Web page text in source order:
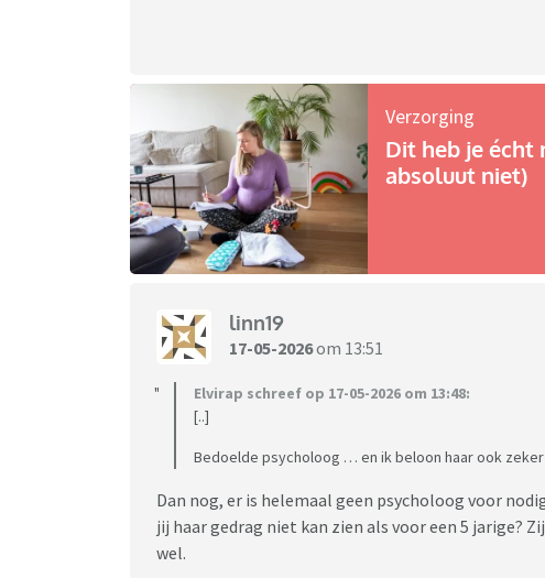
Verzorging
Dit heb je écht
absoluut niet)
linn19
17-05-2026om 13:51
Elvirap schreef op 17-05-2026 om 13:48:
[..]
Bedoelde psycholoog … en ik beloon haar ook
Dan nog, er is helemaal geen psycholoog voor
jij haar gedrag niet kan zien als voor een 5 jarige?
wel.